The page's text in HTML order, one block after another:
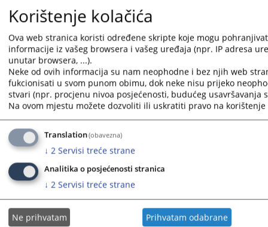
Prikazana vijest je na
Vijest dostupna još na : Bosanski jezik Srpski jezik
Korištenje kolačića
Ova web stranica koristi određene skripte koje mogu
informacije iz vašeg browsera i vašeg uređaja (npr. IP adresa
unutar browsera, ...).
Neke od ovih informacija su nam neophodne i bez njih web
fukcionisati u svom punom obimu, dok neke nisu prijeko
stvari (npr. procjenu nivoa posjećenosti, budućeg usavršavanja
Na ovom mjestu možete dozvoliti ili uskratiti pravo na
Translation(obavezna)
↓ 2 Servisi treće strane
Analitika o posjećenosti stranica
↓ 2 Servisi treće strane
Ne prihvatam Prihvatam odabrane